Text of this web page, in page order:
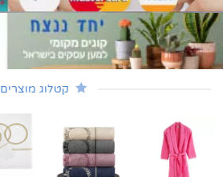
קטלוג מוצרים